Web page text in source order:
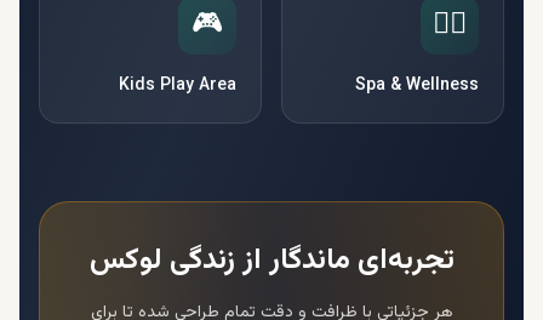
🧘‍♀️
Spa & Wellness
🎮
Kids Play Area
تجربه‌ای ماندگار از زندگی لوکس
هر جزئیاتی با ظرافت و دقت تمام طراحی شده تا برای